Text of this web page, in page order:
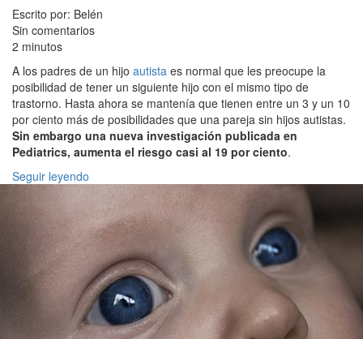
Escrito por: Belén
Sin comentarios
2 minutos
A los padres de un hijo autista es normal que les preocupe la
posibilidad de tener un siguiente hijo con el mismo tipo de
trastorno. Hasta ahora se mantenía que tienen entre un 3 y un 10
por ciento más de posibilidades que una pareja sin hijos autistas.
Sin embargo una nueva investigación publicada en
Pediatrics, aumenta el riesgo casi al 19 por ciento.
Seguir leyendo